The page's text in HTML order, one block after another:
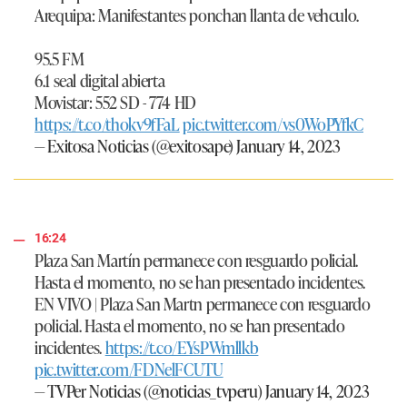
Arequipa: Manifestantes ponchan llanta de vehculo.
95.5 FM
6.1 seal digital abierta
Movistar: 552 SD - 774 HD
https://t.co/thokv9fFaLpic.twitter.com/vs0WoPYfkC
— Exitosa Noticias (@exitosape)January 14, 2023
16:24
Plaza San Martín permanece con resguardo policial.
Hasta el momento, no se han presentado incidentes.
EN VIVO | Plaza San Martn permanece con resguardo
policial. Hasta el momento, no se han presentado
incidentes.https://t.co/EYsPWmllkb
pic.twitter.com/FDNelFCUTU
— TVPer Noticias (@noticias_tvperu)January 14, 2023